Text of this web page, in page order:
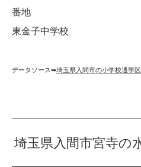
番地
東金子中学校
データソース➡︎埼玉県入間市の小学校通学
埼玉県入間市宮寺の